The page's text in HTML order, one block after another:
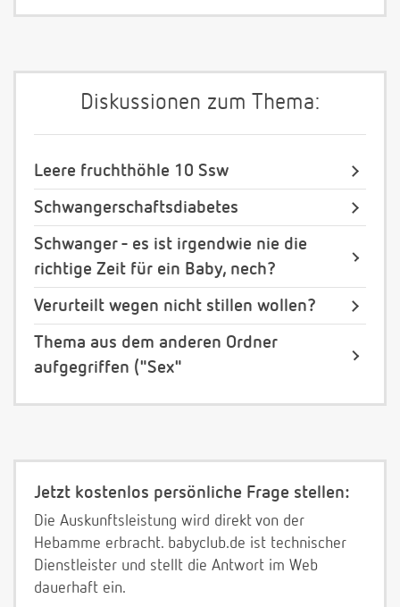
Diskussionen zum Thema:
Leere fruchthöhle 10 Ssw
Schwangerschaftsdiabetes
Schwanger - es ist irgendwie nie die
richtige Zeit für ein Baby, nech?
Verurteilt wegen nicht stillen wollen?
Thema aus dem anderen Ordner
aufgegriffen ("Sex"
Jetzt kostenlos persönliche Frage stellen:
Die Auskunftsleistung wird direkt von der
Hebamme erbracht. babyclub.de ist technischer
Dienstleister und stellt die Antwort im Web
dauerhaft ein.